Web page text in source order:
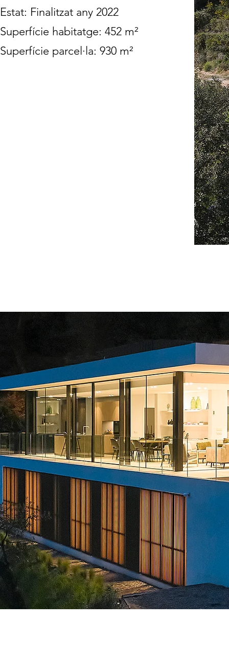
Estat: Finalitzat any 2022
Superfície habitatge: 452 m²
Superfície parcel·la: 930 m²